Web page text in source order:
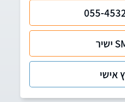
055-
אישי